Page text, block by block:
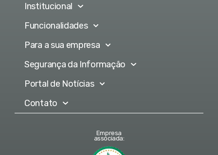
Institucional
Funcionalidades
Para a sua empresa
Segurança da Informação
Portal de Notícias
Contato
Empresa
associada: